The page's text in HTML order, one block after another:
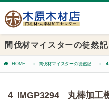
間伐材マイスターの徒然記
HOME 間伐材マイスターの徒然記 ４
４ IMGP3294 丸棒加工